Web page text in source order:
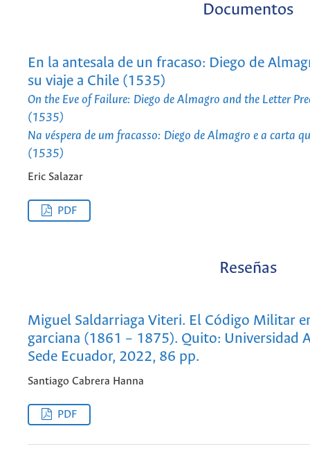
Documentos
En la antesala de un fracaso: Diego de
su viaje a Chile (1535)
On the Eve of Failure: Diego de Almagro and the Letter
(1535)
Na véspera de um fracasso: Diego de Almagro e a carta
(1535)
Eric Salazar
PDF
Reseñas
Miguel Saldarriaga Viteri. El Código Militar
garciana (1861 – 1875). Quito: Universidad
Sede Ecuador, 2022, 86 pp.
Santiago Cabrera Hanna
PDF